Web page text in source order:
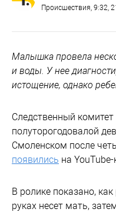
Происшествия, 9:32,
Малышка провела
и воды. У нее
истощение, однако
Следственный
полуторогодовалой
Смоленском после
появились на
В ролике показано,
руках несет мать,